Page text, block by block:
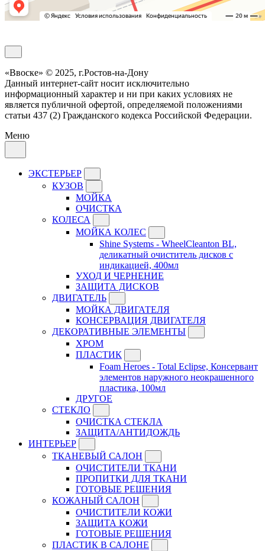
«Ввоске» © 2025, г.Ростов-на-Дону
Данный интернет-сайт носит исключительно
информационный характер и ни при каких условиях не
является публичной офертой, определяемой положениями
статьи 437 (2) Гражданского кодекса Российской Федерации.
Меню
ЭКСТЕРЬЕР
КУЗОВ
МОЙКА
ОЧИСТКА
КОЛЕСА
МОЙКА КОЛЕС
Shine Systems - WheelCleanton BL,
деликатный очиститель дисков с
индикацией, 400мл
УХОД И ЧЕРНЕНИЕ
ЗАЩИТА ДИСКОВ
ДВИГАТЕЛЬ
МОЙКА ДВИГАТЕЛЯ
КОНСЕРВАЦИЯ ДВИГАТЕЛЯ
ДЕКОРАТИВНЫЕ ЭЛЕМЕНТЫ
ХРОМ
ПЛАСТИК
Foam Heroes - Total Eclipse, Консервант
элементов наружного неокрашенного
пластика, 100мл
ДРУГОЕ
СТЕКЛО
ОЧИСТКА СТЕКЛА
ЗАЩИТА/АНТИДОЖДЬ
ИНТЕРЬЕР
ТКАНЕВЫЙ САЛОН
ОЧИСТИТЕЛИ ТКАНИ
ПРОПИТКИ ДЛЯ ТКАНИ
ГОТОВЫЕ РЕШЕНИЯ
КОЖАНЫЙ САЛОН
ОЧИСТИТЕЛИ КОЖИ
ЗАЩИТА КОЖИ
ГОТОВЫЕ РЕШЕНИЯ
ПЛАСТИК В САЛОНЕ